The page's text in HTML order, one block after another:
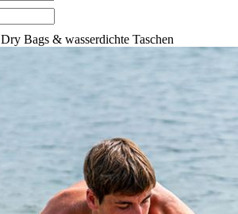
Dry Bags & wasserdichte Taschen